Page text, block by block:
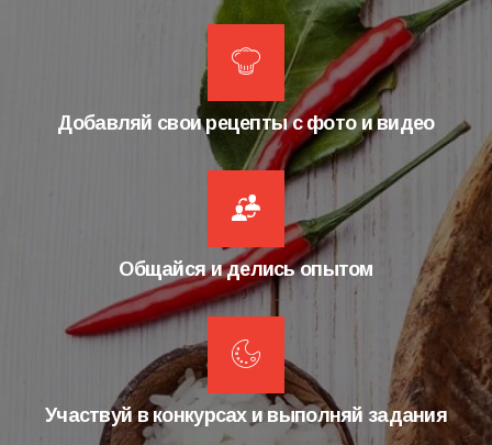
Добавляй свои рецепты с фото и видео
Общайся и делись опытом
Участвуй в конкурсах и выполняй задания